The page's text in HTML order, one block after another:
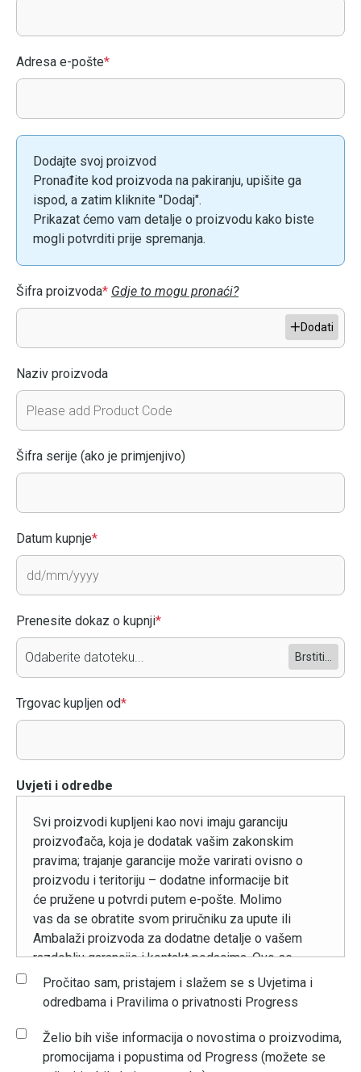
Adresa e-pošte*
Dodajte svoj proizvod
Pronađite kod proizvoda na pakiranju, upišite ga
ispod, a zatim kliknite "Dodaj".
Prikazat ćemo vam detalje o proizvodu kako biste
mogli potvrditi prije spremanja.
Šifra proizvoda* Gdje to mogu pronaći?
Dodati
Naziv proizvoda
Šifra serije (ako je primjenjivo)
Datum kupnje*
Prenesite dokaz o kupnji*
Brstiti...
Odaberite datoteku...
Trgovac kupljen od*
Uvjeti i odredbe
Svi proizvodi kupljeni kao novi imaju garanciju
proizvođača, koja je dodatak vašim zakonskim
pravima; trajanje garancije može varirati ovisno o
proizvodu i teritoriju – dodatne informacije bit
će pružene u potvrdi putem e-pošte. Molimo
vas da se obratite svom priručniku za upute ili
Ambalaži proizvoda za dodatne detalje o vašem
razdoblju garancije i kontakt podacima. Ovo se
primjenjuje samo kada su proizvodi korišteni
prema uputama za njihovu namijenjenu domaću
Bilo kakvo zloupotrebljavanje ili rastavljanje
proizvoda poništit će garanciju. U okviru
Pročitao sam, pristajem i slažem se s Uvjetima i
odredbama i Pravilima o privatnosti Progress
Želio bih više informacija o novostima o proizvodima,
promocijama i popustima od Progress (možete se